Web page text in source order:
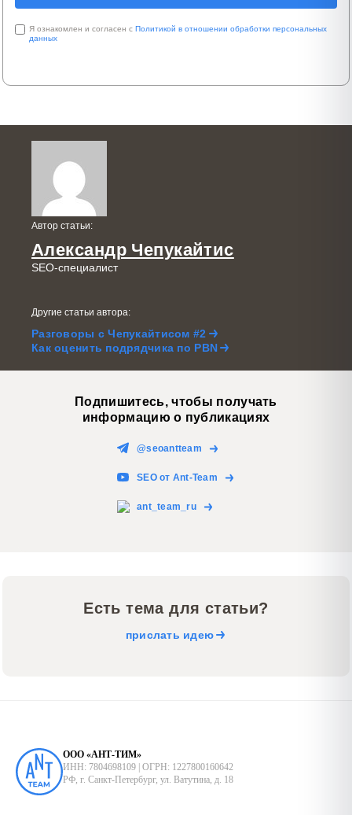
Я ознакомлен и согласен с Политикой в отношении обработки персональных
данных
Автор статьи:
Александр Чепукайтис
SEO-специалист
Другие статьи автора:
Разговоры с Чепукайтисом #2
Как оценить подрядчика по PBN
Подпишитесь, чтобы получать
информацию о публикациях
@seoantteam
SEO от Ant-Team
ant_team_ru
Есть тема для статьи?
прислать идею
ООО «АНТ-ТИМ»
ИНН: 7804698109 | ОГРН: 1227800160642
РФ, г. Санкт-Петербург, ул. Ватутина, д. 18